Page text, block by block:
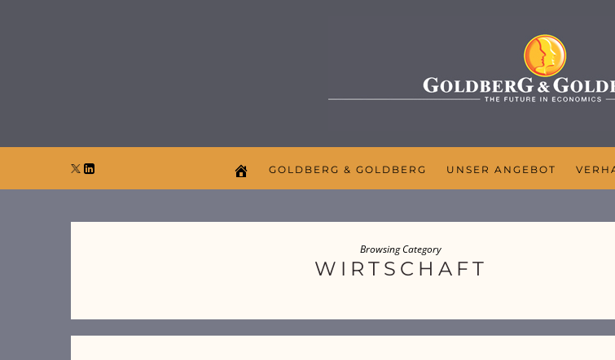
GOLDBERG & GOLDBERG UNSER ANGEBOT
Browsing Category
WIRTSCHAFT